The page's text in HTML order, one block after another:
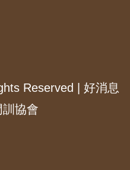
Reserved | 好消息
協會